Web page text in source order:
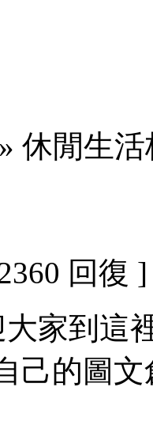
» 休閒生活
回復 ]
家到這
己的圖文